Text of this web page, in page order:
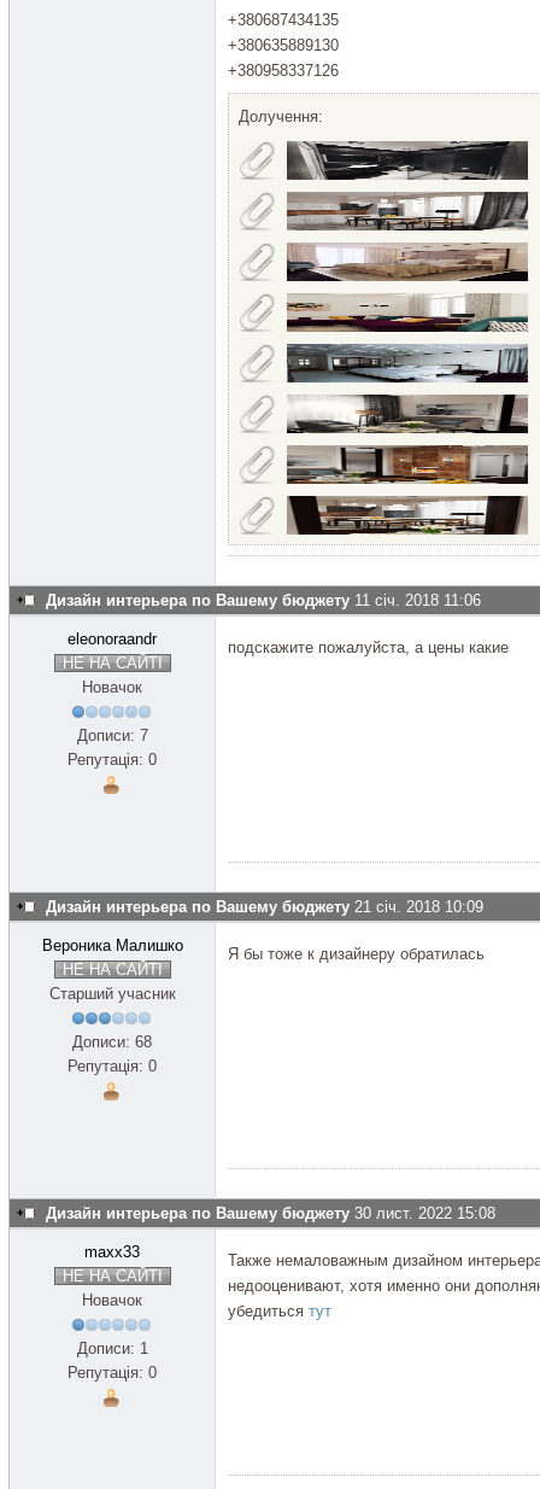
+380687434135
+380635889130
+380958337126
Долучення:
Дизайн интерьера по Вашему бюджету 11 січ. 2018 11:06
eleonoraandr
НЕ НА САЙТІ
Новачок
Дописи: 7
Репутація: 0
подскажите пожалуйста, а цены какие
Дизайн интерьера по Вашему бюджету 21 січ. 2018 10:09
Вероника Малишко
НЕ НА САЙТІ
Старший учасник
Дописи: 68
Репутація: 0
Я бы тоже к дизайнеру обратилась
Дизайн интерьера по Вашему бюджету 30 лист. 2022 15:08
maxx33
НЕ НА САЙТІ
Новачок
Дописи: 1
Репутація: 0
Также немаловажным дизайном
недооценивают, хотя именно они
убедиться тут